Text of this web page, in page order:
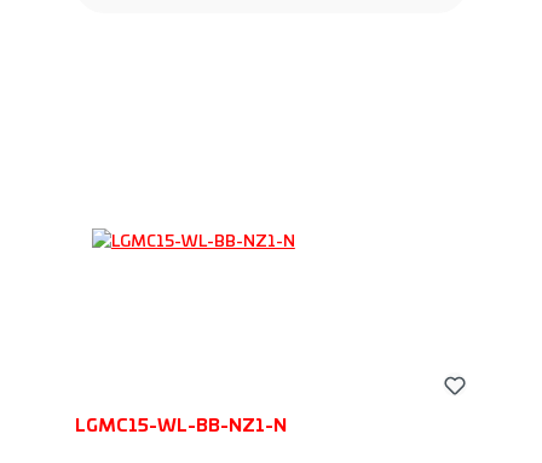
LGMC15-WL-BB-NZ1-N